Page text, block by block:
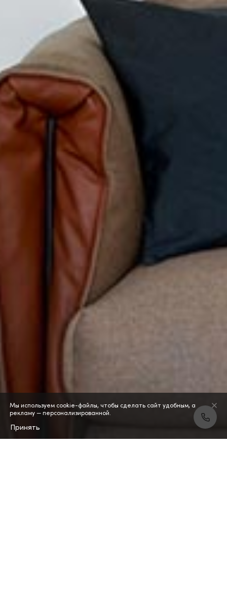
Мы используем cookie-файлы, чтобы сделать сайт удобным, а
рекламу — персонализированной.
Принять